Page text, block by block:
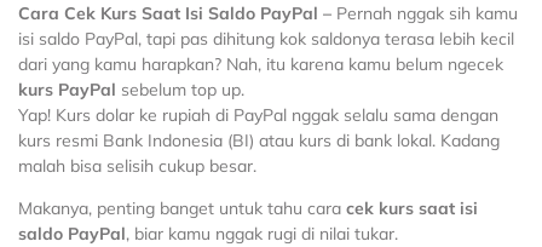
Cara Cek Kurs Saat Isi Saldo PayPal – Pernah nggak sih kamu
isi saldo PayPal, tapi pas dihitung kok saldonya terasa lebih kecil
dari yang kamu harapkan? Nah, itu karena kamu belum ngecek
kurs PayPal sebelum top up.
Yap! Kurs dolar ke rupiah di PayPal nggak selalu sama dengan
kurs resmi Bank Indonesia (BI) atau kurs di bank lokal. Kadang
malah bisa selisih cukup besar.
Makanya, penting banget untuk tahu cara cek kurs saat isi
saldo PayPal, biar kamu nggak rugi di nilai tukar.